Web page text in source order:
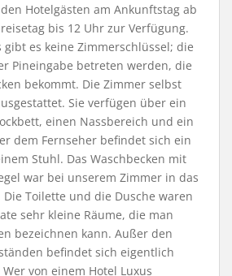
Hotelgästen am Ankunftstag ab
bis 12 Uhr zur Verfügung.
gibt es keine Zimmerschlüssel; die
Pineingabe betreten werden, die
bekommt. Die Zimmer selbst
Sie verfügen über ein
einen Nassbereich und ein
dem Fernseher befindet sich ein
Stuhl. Das Waschbecken mit
war bei unserem Zimmer in das
Toilette und die Dusche waren
sehr kleine Räume, die man
bezeichnen kann. Außer den
befindet sich eigentlich
von einem Hotel Luxus